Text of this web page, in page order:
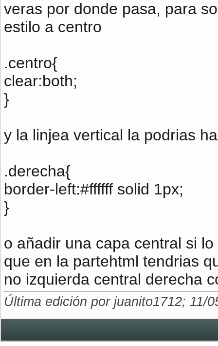
veras por donde pasa, para
estilo a centro
.centro{
clear:both;
}
y la linjea vertical la podrias
.derecha{
border-left:#ffffff solid 1px;
}
o añadir una capa central si
que en la partehtml tendrias
no izquierda central derecha
Última edición por juanito1712; 11/